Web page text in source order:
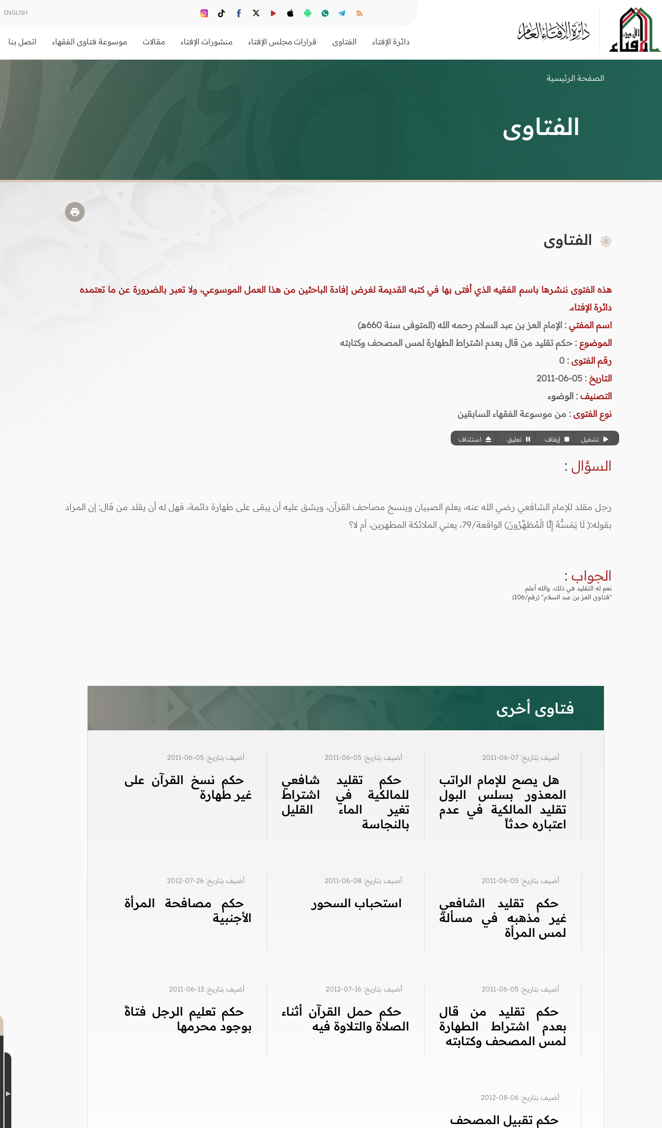
ENGLISH
دائرة الإفتاء الفتاوى قرارات مجلس الإفتاء منشورات الإفتاء مقالات موسوعة فتاوى الفقهاء اتصل بنا
الصفحة الرئيسية
الفتاوى
الفتاوى
هذه الفتوى ننشرها باسم الفقيه الذي أفتى بها في كتبه القديمة لغرض إفادة الباحثين من هذا العمل الموسوعي، ولا تعبر بالضرورة عن ما تعتمده
دائرة الإفتاء.
اسم المفتي : الإمام العز بن عبد السلام رحمه الله (المتوفى سنة 660هـ)
الموضوع : حكم تقليد من قال بعدم اشتراط الطهارة لمس المصحف وكتابته
رقم الفتوى :
0
التاريخ : 05-06-2011
التصنيف : الوضوء
نوع الفتوى : من موسوعة الفقهاء السابقين
تشغيل إيقاف تعليق استئناف
السؤال :
رجل مقلد للإمام الشافعي رضي الله عنه، يعلم الصبيان وينسخ مصاحف القرآن، ويشق عليه أن يبقى على طهارة دائمة، فهل له أن يقلد من قال: إن المراد
بقوله:( لَا يَمَسُّهُ إِلَّا الْمُطَهَّرُونَ) الواقعة/79، يعني الملائكة المطهرين، أم لا؟
الجواب :
نعم له التقليد في ذلك. والله أعلم.
"فتاوى العز بن عبد السلام" (رقم/106)
فتاوى أخرى
أضيف بتاريخ: 07-06-2011
هل يصح للإمام الراتب
المعذور بسلس البول
تقليد المالكية في عدم
اعتباره حدثاً
أضيف بتاريخ: 05-06-2011
حكم تقليد شافعي
للمالكية في اشتراط
تغير الماء القليل
بالنجاسة
أضيف بتاريخ: 05-06-2011
حكم نسخ القرآن على
غير طهارة
أضيف بتاريخ: 05-06-2011
حكم تقليد الشافعي
غير مذهبه في مسألة
لمس المرأة
أضيف بتاريخ: 08-06-2011
استحباب السحور
أضيف بتاريخ: 26-07-2012
حكم مصافحة المرأة
الأجنبية
أضيف بتاريخ: 05-06-2011
حكم تقليد من قال
بعدم اشتراط الطهارة
لمس المصحف وكتابته
أضيف بتاريخ: 16-07-2012
حكم حمل القرآن أثناء
الصلاة والتلاوة فيه
أضيف بتاريخ: 13-06-2011
حكم تعليم الرجل فتاةً
بوجود محرمها
أضيف بتاريخ: 06-08-2012
حكم تقبيل المصحف